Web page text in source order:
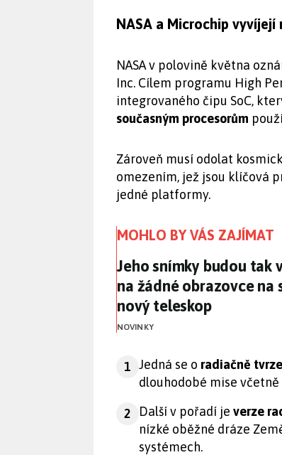
NASA a Microchip
NASA v polovině května
Inc. Cílem programu High
integrovaného čipu SoC,
současným procesorům
Zároveň musí odolat
omezením, jež jsou klíčová
jedné platformy.
MOHLO BY VÁS ZAJÍMAT
Jeho snímky budou tak
Jeho snímky budou tak
na žádné obrazovce na
nový teleskop
NOVINKY
1 Jedná se o radiačně
dlouhodobé mise
2 Další v pořadí je verze
nízké oběžné dráze
systémech.